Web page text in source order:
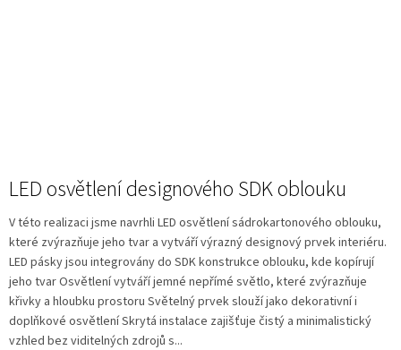
LED osvětlení designového SDK oblouku
V této realizaci jsme navrhli LED osvětlení sádrokartonového oblouku,
které zvýrazňuje jeho tvar a vytváří výrazný designový prvek interiéru.
LED pásky jsou integrovány do SDK konstrukce oblouku, kde kopírují
jeho tvar Osvětlení vytváří jemné nepřímé světlo, které zvýrazňuje
křivky a hloubku prostoru Světelný prvek slouží jako dekorativní i
doplňkové osvětlení Skrytá instalace zajišťuje čistý a minimalistický
vzhled bez viditelných zdrojů s...